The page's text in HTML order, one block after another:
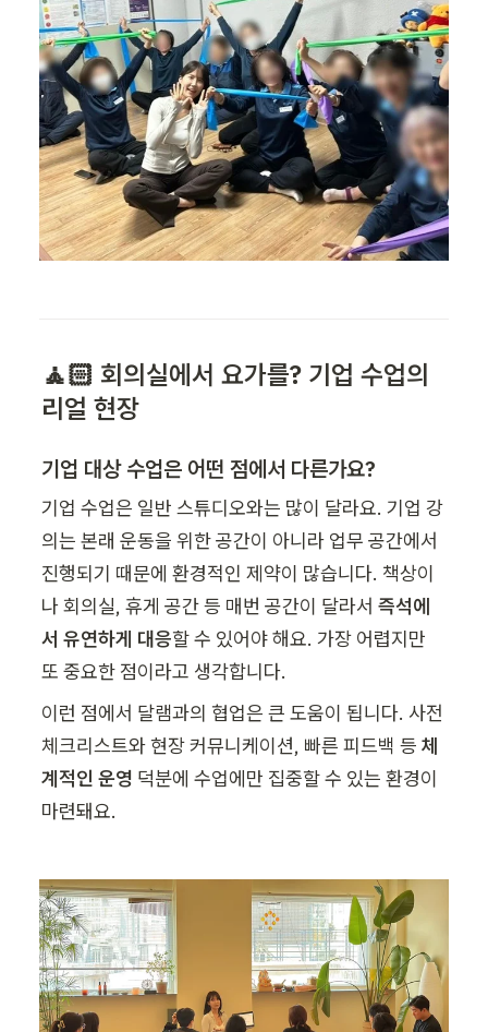
🧘🏻 회의실에서 요가를? 기업 수업의
리얼 현장
기업 대상 수업은 어떤 점에서 다른가요?
기업 수업은 일반 스튜디오와는 많이 달라요. 기업 강
의는 본래 운동을 위한 공간이 아니라 업무 공간에서
진행되기 때문에 환경적인 제약이 많습니다. 책상이
나 회의실, 휴게 공간 등 매번 공간이 달라서 즉석에
서 유연하게 대응할 수 있어야 해요. 가장 어렵지만
또 중요한 점이라고 생각합니다.
이런 점에서 달램과의 협업은 큰 도움이 됩니다. 사전
체크리스트와 현장 커뮤니케이션, 빠른 피드백 등 체
계적인 운영 덕분에 수업에만 집중할 수 있는 환경이
마련돼요.